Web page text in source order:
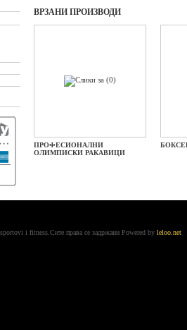
ВРЗАНИ ПРОИЗВОДИ
ПРОФЕСИОНАЛНИ
ОЛИМПИСКИ РАКАВИЦИ
i fitness.Сите права се задржани Powered by leloo.net